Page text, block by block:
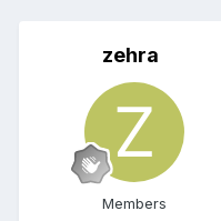
zehra
Members